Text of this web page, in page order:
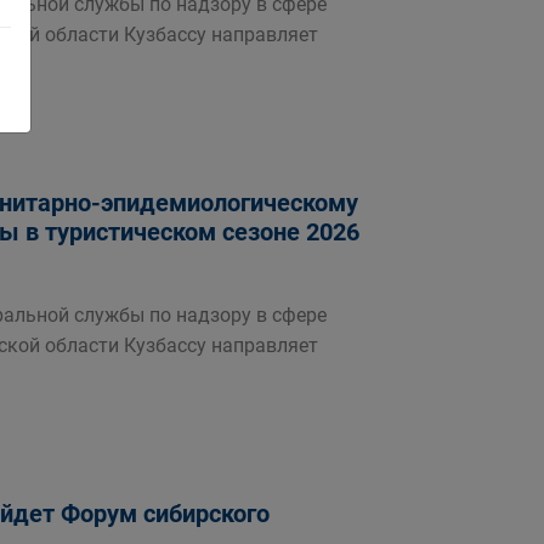
области Кузбассу направляет
эпидемиологическому
в туристическом сезоне 2026
службы по надзору в сфере
области Кузбассу направляет
Форум сибирского